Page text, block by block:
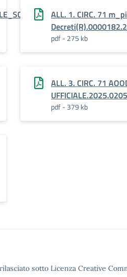
ALL. 1. CIRC. 71
pdf - 275 kb
ALL. 3. CIRC. 71
pdf - 379 kb
sotto Licenza Creative